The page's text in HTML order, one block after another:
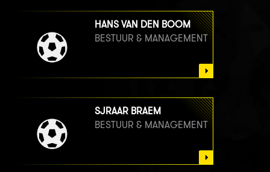
HANS VAN DEN BOOM
BESTUUR & MANAGEMENT
SJRAAR BRAEM
BESTUUR & MANAGEMENT